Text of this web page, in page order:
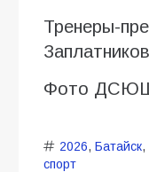
Тренеры-
Фото
2026, Батайск,
спорт